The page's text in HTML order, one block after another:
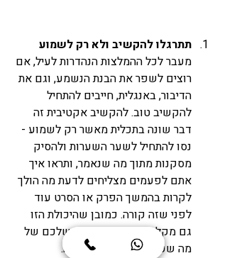
תתרגלו להקשיב ולא רק לשמוע
מעבר לכל ההמלצות הנהדרות לעיל, אם
רוצים לשפר את הבנת הנשמע, וגם את
הדיבור, באנגלית, חייבים להתחיל
להקשיב טוב. להקשיב אקטיבית זה
דבר שונה בתכלית מאשר רק לשמוע -
נסו להתחיל לשער השערות ולהסיק
מסקנות מתוך מה שנאמר, ותראו איך
אתם לפעמים מצליחים לדעת מה הולך
לקרות בהמשך הפרק או הסרט עוד
לפני שזה קורה. כמובן שהיכולת הזו
גם מקלה מאוד על ההבנה שלכם של
מה שקורה לאורך כל הצפייה.